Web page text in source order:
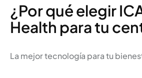
¿Por qué elegir
Health para tu
La mejor tecnología para tu